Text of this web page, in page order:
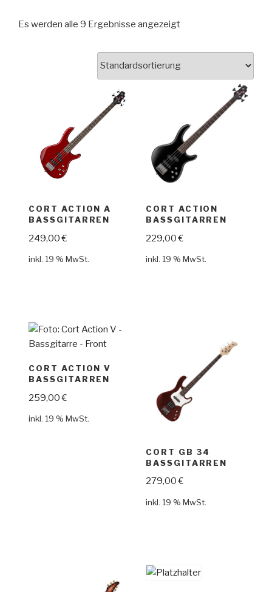
Es werden alle 9 Ergebnisse angezeigt
CORT ACTION A
BASSGITARREN
249,00€
inkl. 19 % MwSt.
CORT ACTION
BASSGITARREN
229,00€
inkl. 19 % MwSt.
CORT ACTION V
BASSGITARREN
259,00€
inkl. 19 % MwSt.
CORT GB 34
BASSGITARREN
279,00€
inkl. 19 % MwSt.